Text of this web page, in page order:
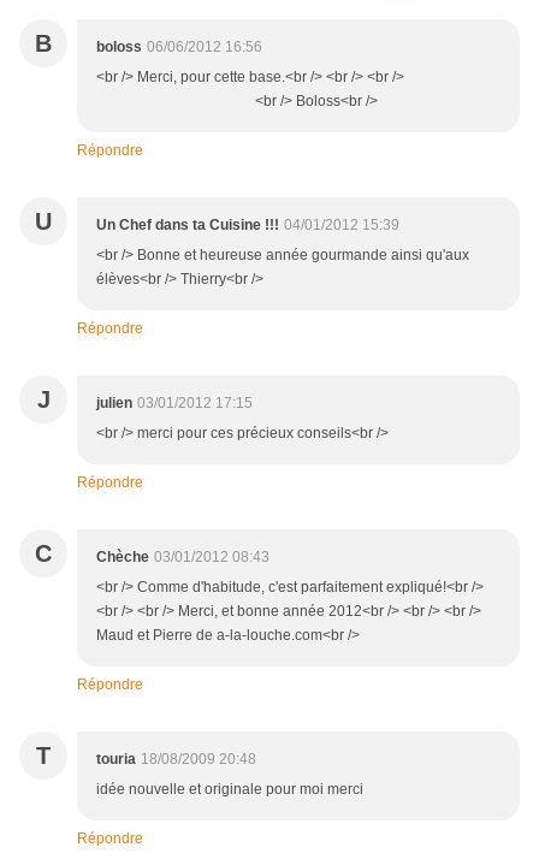
B boloss 06/06/2012 16:56
<br /> Merci, pour cette base.<br /> <br /> <br />
<br /> Boloss<br />
Répondre
U Un Chef dans ta Cuisine !!! 04/01/2012 15:39
<br /> Bonne et heureuse année gourmande ainsi qu'aux
élèves<br /> Thierry<br />
Répondre
J julien 03/01/2012 17:15
<br /> merci pour ces précieux conseils<br />
Répondre
C Chèche 03/01/2012 08:43
<br /> Comme d'habitude, c'est parfaitement expliqué!<br />
<br /> <br /> Merci, et bonne année 2012<br /> <br /> <br />
Maud et Pierre de a-la-louche.com<br />
Répondre
T touria 18/08/2009 20:48
idée nouvelle et originale pour moi merci
Répondre